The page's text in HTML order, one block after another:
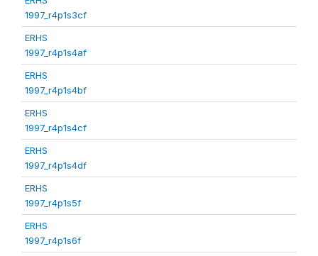
1997_r4p1s3cf
ERHS
1997_r4p1s4af
ERHS
1997_r4p1s4bf
ERHS
1997_r4p1s4cf
ERHS
1997_r4p1s4df
ERHS
1997_r4p1s5f
ERHS
1997_r4p1s6f